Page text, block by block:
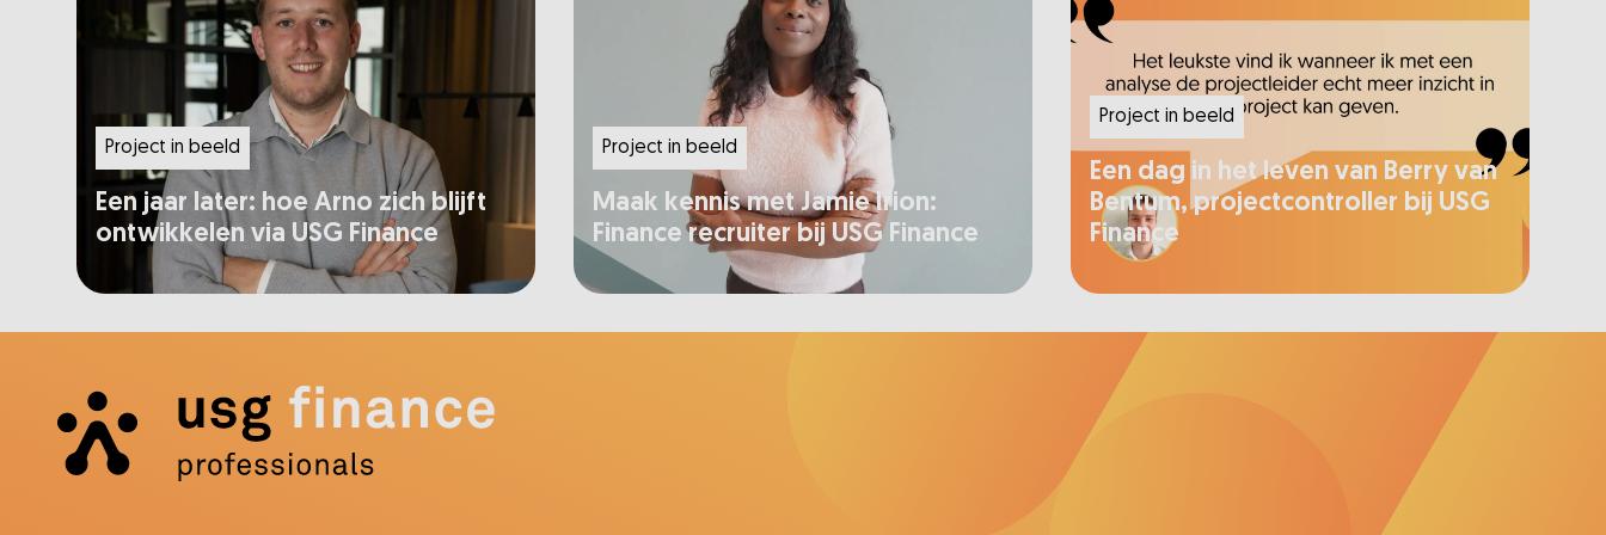
Project in beeld
Een jaar later: hoe Arno zich blijft
ontwikkelen via USG Finance
Project in beeld
Maak kennis met Jamie Irion:
Finance recruiter bij USG Finance
Project in beeld
Een dag in het leven van Berry van
Bentum, projectcontroller bij USG
Finance